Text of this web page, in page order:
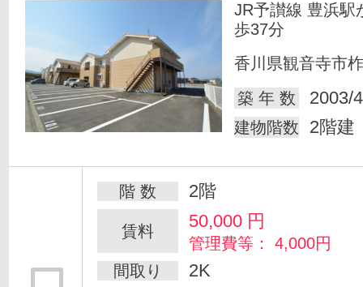
JR予讃線 豊浜駅
歩37分
香川県観音寺市
築 年 数
2003/
建物階数 2階建
階 数 2階
賃料 50,000 円
管理費等： 4,000円
間取り
2K